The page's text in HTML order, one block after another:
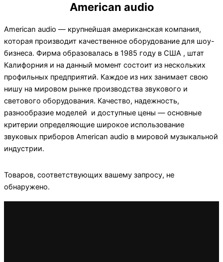
American audio
American audio — крупнейшая американская компания,
которая производит качественное оборудование для шоу-
бизнеса. Фирма образовалась в 1985 году в США , штат
Калифорния и на данный момент состоит из нескольких
профильных предприятий. Каждое из них занимает свою
нишу на мировом рынке производства звукового и
светового оборудования. Качество, надежность,
разнообразие моделей и доступные цены — основные
критерии определяющие широкое использование
звуковых приборов American audio в мировой музыкальной
индустрии.
Товаров, соответствующих вашему запросу, не
обнаружено.